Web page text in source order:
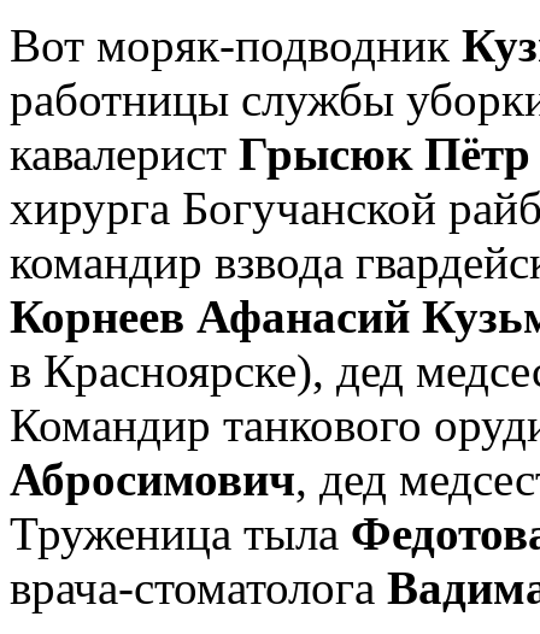
Вот моряк-подводник
работницы службы
кавалерист Грысюк Пётр
хирурга Богучанской
командир взвода
Корнеев Афанасий
в Красноярске), дед
Командир танкового
Абросимович, дед
Труженица тыла
врача-стоматолога